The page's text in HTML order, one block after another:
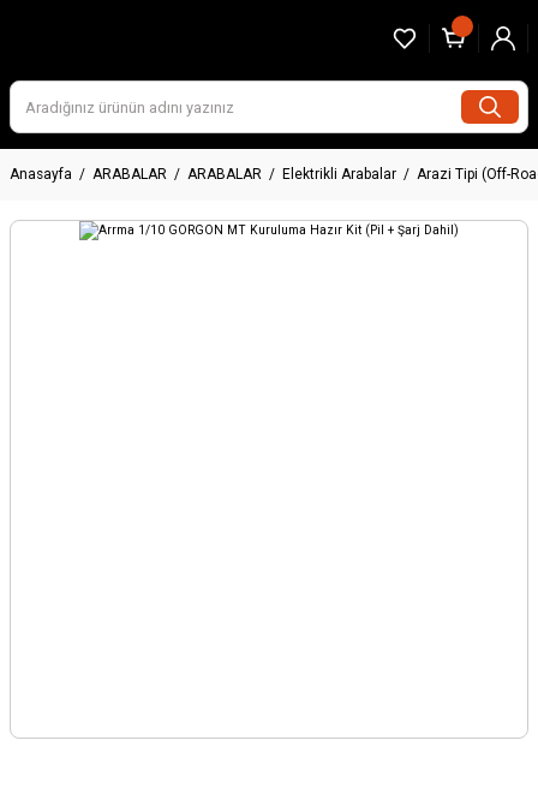
Anasayfa ARABALAR ARABALAR Elektrikli Arabalar Arazi Tipi (Off-